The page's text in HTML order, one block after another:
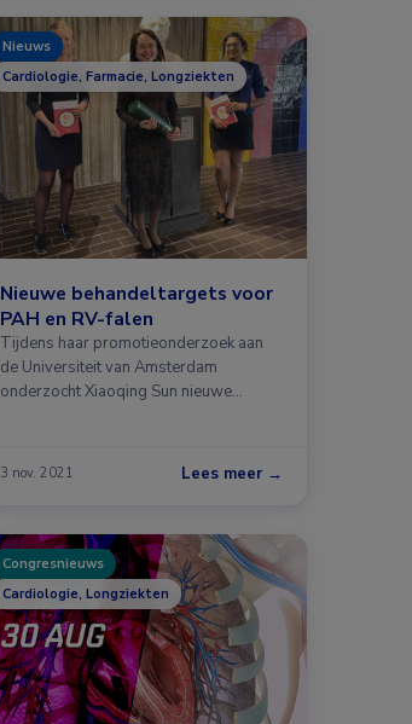
Nieuws
Cardiologie, Farmacie, Longziekten
Nieuwe behandeltargets voor
PAH en RV-falen
Tijdens haar promotieonderzoek aan
de Universiteit van Amsterdam
onderzocht Xiaoqing Sun nieuwe
3 nov. 2021 Lees meer →
Congresnieuws
Cardiologie, Longziekten